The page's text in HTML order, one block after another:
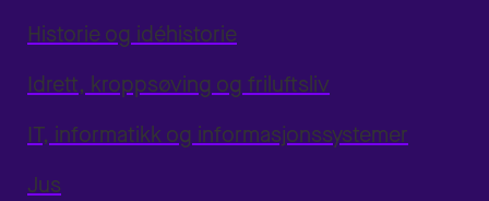
Historie og idéhistorie
Idrett, kroppsøving og friluftsliv
IT, informatikk og informasjonssystemer
Jus